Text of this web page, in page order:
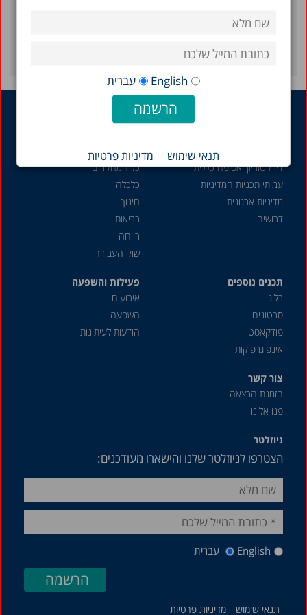
English עברית
תנאי שימוש מדיניות פרטיות
דירקטוריון ואסיפה כללית
עמיתי תכניות המדיניות
מדיניות ארגונית
דרושים
מחקר
תמונת מצב המדינה
כל המחקרים
כלכלה
חינוך
בריאות
רווחה
שוק העבודה
תכנים נוספים
בלוג
סרטונים
פודקאסט
אינפוגרפיקות
פעילות והשפעה
אירועים
השפעה
הודעות לעיתונות
צור קשר
הזמנת הרצאה
פנו אלינו
ניוזלטר
הצטרפו לניוזלטר שלנו והישארו מעודכנים:
English עברית
תנאי שימוש מדיניות פרטיות